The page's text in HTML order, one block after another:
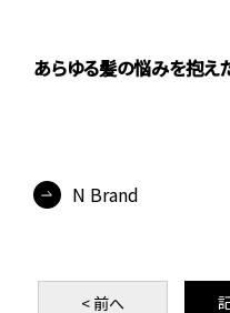
あらゆる髪の悩みを抱え
N Brand
< 前へ